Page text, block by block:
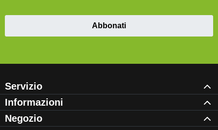
Abbonati
Servizio
Informazioni
Negozio